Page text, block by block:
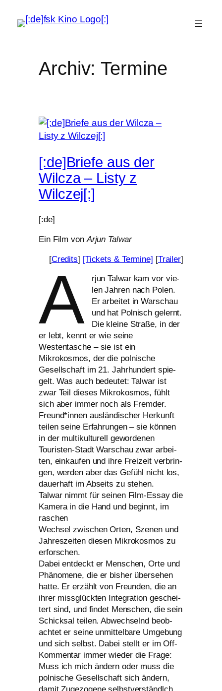
Inhalt
Archiv:Termine
[:de]Briefe aus der
Wilcza – Listy z
Wilczej[:]
[:de]
Ein Film vonArjun Talwar
[Credits] [Tickets &Termine] [Trailer]
A
rjun Talwar kam vor vie­
len Jahren nach Polen.
Er arbei­tet in Warschau
und hat Polnisch gelernt.
Die klei­ne Straße, in der
er lebt, kennt er wie sei­ne
Westentasche – sie ist ein
Mikrokosmos, der die pol­ni­sche
Gesellschaft im 21. Jahrhundert spie­
gelt. Was auch bedeu­tet: Talwar ist
zwar Teil die­ses Mikrokosmos, fühlt
sich aber immer noch als Fremder.
Freund*innen aus­län­di­scher Herkunft
tei­len sei­ne Erfahrungen – sie kön­nen
in der mul­ti­kul­tu­rell gewor­de­nen
Touristen-Stadt Warschau zwar arbei­
ten, ein­kau­fen und ihre Freizeit ver­brin­
gen, wer­den aber das Gefühl nicht los,
dau­er­haft im Abseits zu ste­hen.
Talwar nimmt für sei­nen Film-Essay die
Kamera in die Hand und beginnt, im
raschen
Wechsel zwi­schen Orten, Szenen und
Jahreszeiten die­sen Mikrokosmos zu
erfor­schen.
Dabei ent­deckt er Menschen, Orte und
Phänomene, die er bis­her über­se­hen
hat­te. Er erzählt von Freunden, die an
ihrer miss­glück­ten Integration geschei­
tert sind, und fin­det Menschen, die sein
Schicksal tei­len. Abwechselnd beob­
ach­tet er sei­ne unmit­tel­ba­re Umgebung
und sich selbst. Dabei stellt er im Off-
Kommentar immer wie­der die Frage:
Muss ich mich ändern oder muss die
pol­ni­sche Gesellschaft sich ändern,